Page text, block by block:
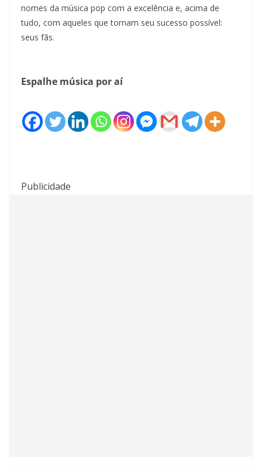
nomes da música pop com a excelência e, acima de
tudo, com aqueles que tornam seu sucesso possível:
seus fãs.
Espalhe música por aí
Publicidade